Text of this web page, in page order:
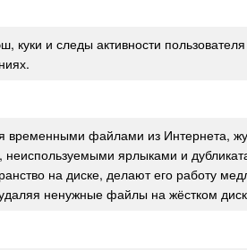
и следы активности
временными файлами из Интернета,
ярлыками и
на диске, делают его работу
ненужные файлы на жёстком